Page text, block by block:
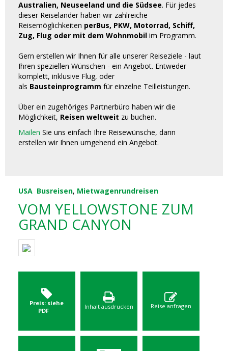
Australien, Neuseeland und die Südsee. Für jedes
dieser Reiseländer haben wir zahlreiche
Reisemöglichkeiten perBus, PKW, Motorrad, Schiff,
Zug, Flug oder mit dem Wohnmobil im Programm.
Gern erstellen wir Ihnen für alle unserer Reiseziele - laut
Ihren speziellen Wünschen - ein Angebot. Entweder
komplett, inklusive Flug, oder
als Bausteinprogramm für einzelne Teilleistungen.
Über ein zugehöriges Partnerbüro haben wir die
Möglichkeit, Reisen weltweit zu buchen.
Mailen Sie uns einfach Ihre Reisewünsche, dann
erstellen wir Ihnen umgehend ein Angebot.
USA Busreisen, Mietwagenrundreisen
VOM YELLOWSTONE ZUM
GRAND CANYON
Preis: siehe
PDF
Inhalt ausdrucken Reise anfragen